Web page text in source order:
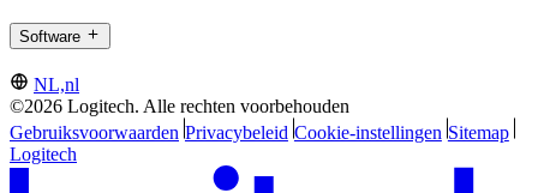
Software
NL,nl
©2026 Logitech. Alle rechten voorbehouden
Gebruiksvoorwaarden Privacybeleid Cookie-instellingen Sitemap
Logitech